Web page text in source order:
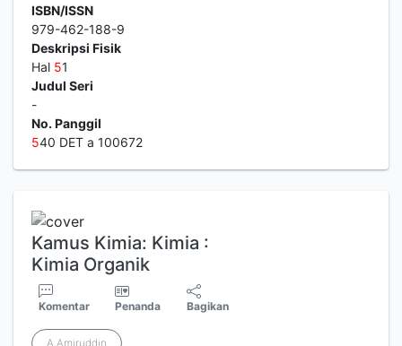
ISBN/ISSN
979-462-188-9
Deskripsi Fisik
Hal 51
Judul Seri
-
No. Panggil
540 DET a 100672
Kamus Kimia: Kimia :
Kimia Organik
Komentar Penanda Bagikan
A.Amiruddin